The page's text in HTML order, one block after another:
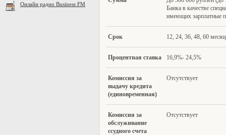
Онлайн радио Business FM
Банка в качестве
имеющих зарплатные
Срок 12, 24, 36, 48, 60
Процентная ставка 16,9%- 24,5%
Комиссия за
выдачу кредита
(единовременная)
Отсутствует
Комиссия за
обслуживание
ссудного счета
Отсутствует